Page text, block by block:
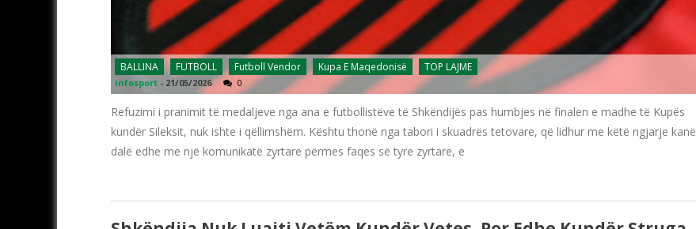
BALLINA FUTBOLL Futboll Vendor Kupa E Maqedonisë TOP LAJME
infosport - 21/05/2026 0
Refuzimi i pranimit të medaljeve nga ana e futbollistëve të Shkëndijës pas humbjes në finalen e madhe të Kupës
kundër Sileksit, nuk ishte i qëllimshëm. Kështu thonë nga tabori i skuadrës tetovare, që lidhur me këtë ngjarje kanë
dalë edhe me një komunikatë zyrtare përmes faqes së tyre zyrtare, e